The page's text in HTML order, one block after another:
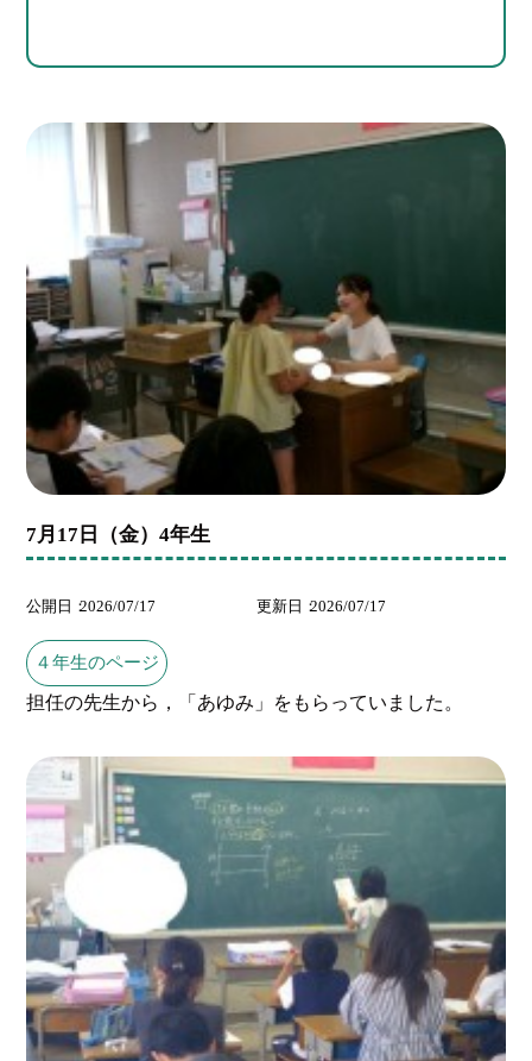
7月17日（金）4年生
公開日 2026/07/17 更新日 2026/07/17
４年生のページ
担任の先生から，「あゆみ」をもらっていました。